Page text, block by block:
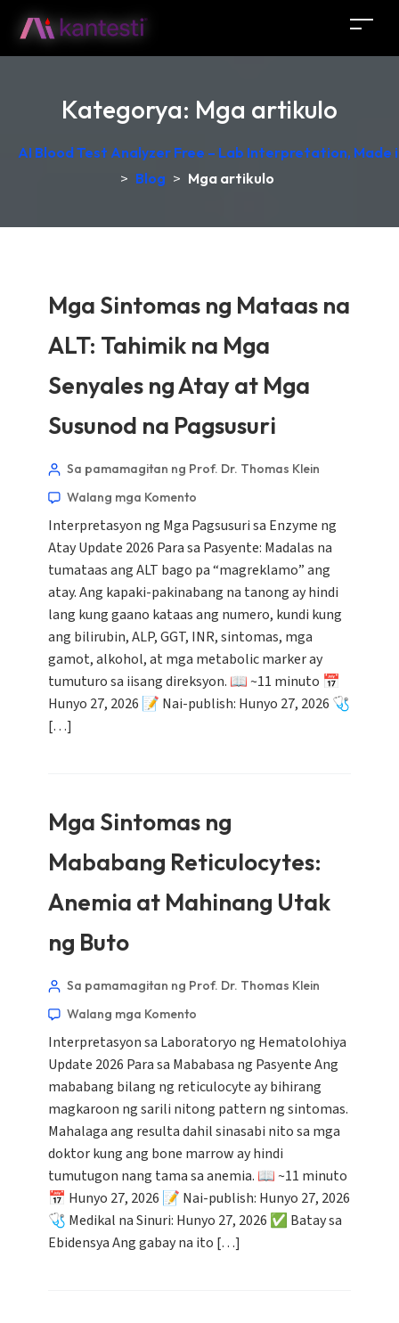
Kategorya: Mga artikulo
AI Blood Test Analyzer Free – Lab Interpretation, Made
> Blog > Mga artikulo
Mga Sintomas ng Mataas na
ALT: Tahimik na Mga
Senyales ng Atay at Mga
Susunod na Pagsusuri
Sa pamamagitan ng Prof. Dr. Thomas Klein
Walang mga Komento
Interpretasyon ng Mga Pagsusuri sa Enzyme ng
Atay Update 2026 Para sa Pasyente: Madalas na
tumataas ang ALT bago pa “magreklamo” ang
atay. Ang kapaki-pakinabang na tanong ay hindi
lang kung gaano kataas ang numero, kundi kung
ang bilirubin, ALP, GGT, INR, sintomas, mga
gamot, alkohol, at mga metabolic marker ay
tumuturo sa iisang direksyon. 📖 ~11 minuto 📅
Hunyo 27, 2026 📝 Nai-publish: Hunyo 27, 2026 🩺
[…]
Mga Sintomas ng
Mababang Reticulocytes:
Anemia at Mahinang Utak
ng Buto
Sa pamamagitan ng Prof. Dr. Thomas Klein
Walang mga Komento
Interpretasyon sa Laboratoryo ng Hematolohiya
Update 2026 Para sa Mababasa ng Pasyente Ang
mababang bilang ng reticulocyte ay bihirang
magkaroon ng sarili nitong pattern ng sintomas.
Mahalaga ang resulta dahil sinasabi nito sa mga
doktor kung ang bone marrow ay hindi
tumutugon nang tama sa anemia. 📖 ~11 minuto
📅 Hunyo 27, 2026 📝 Nai-publish: Hunyo 27, 2026
🩺 Medikal na Sinuri: Hunyo 27, 2026 ✅ Batay sa
Ebidensya Ang gabay na ito […]